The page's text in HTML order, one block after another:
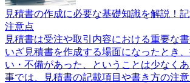
見積書の作成に必要な基礎知識を解説！
注意点
見積書は受注や取引内容における重要な書
いざ見積書を作成する場面になったとき
い・不備があった、ということは少なく
事では、見積書の記載項目や書き方の注